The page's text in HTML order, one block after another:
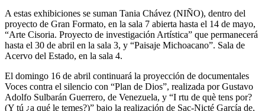
A estas exhibiciones se suman Tania Chávez (NIÑO), dentro del
proyecto de Gran Formato, en la sala 7 abierta hasta el 14 de mayo,
“Arte Cisoria. Proyecto de investigación Artística” que permanecerá
hasta el 30 de abril en la sala 3, y “Paisaje Michoacano”. Sala de
Acervo del Estado, en la sala 4.
El domingo 16 de abril continuará la proyección de documentales
Voces contra el silencio con “Plan de Dios”, realizada por Gustavo
Adolfo Sulbarán Guerrero, de Venezuela, y “I rtu de què tens por?
(Y tú ¿a qué le temes?)” bajo la realización de Sac-Nicté García de,